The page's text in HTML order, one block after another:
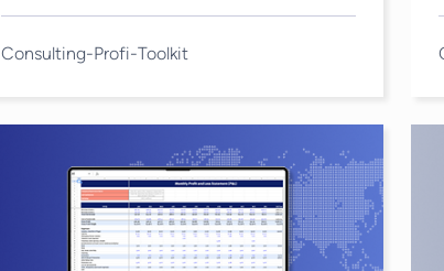
Consulting-Profi-Toolkit